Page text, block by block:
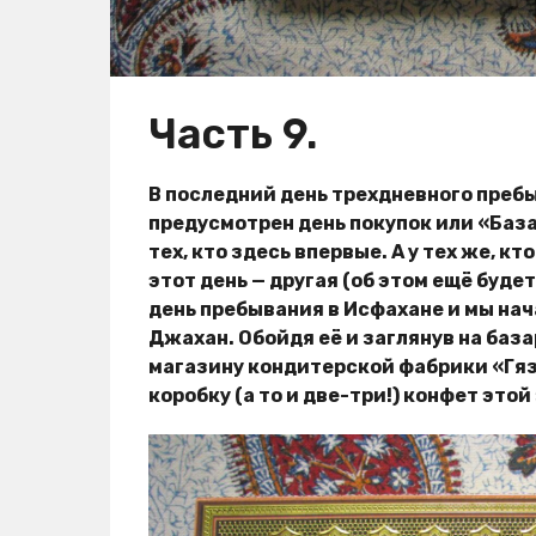
Часть 9.
В последний день трехдневного
предусмотрен день покупок или
тех, кто здесь впервые. А у тех же,
этот день — другая (об этом ещё
день пребывания в Исфахане и мы
Джахан. Обойдя её и заглянув на
магазину кондитерской фабрики
коробку (а то и две-три!) конфет